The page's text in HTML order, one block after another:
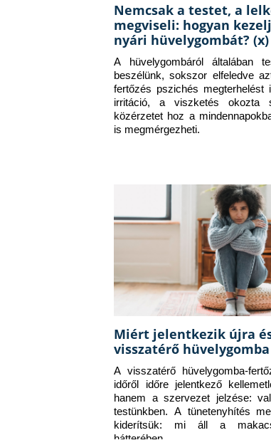
Nemcsak a testet, a
megviseli: hogyan
nyári hüvelygombát? (x)
A hüvelygombáról általában
beszélünk, sokszor elfeledve
fertőzés pszichés
irritáció, a viszketés okozta
közérzetet hoz a
is megmérgezheti.
Miért jelentkezik újra
visszatérő
A visszatérő hüvelygomba-
időről időre jelentkező
hanem a szervezet jelzése:
testünkben. A tünetenyhítés
kiderítsük: mi áll a makacs
hátterében.